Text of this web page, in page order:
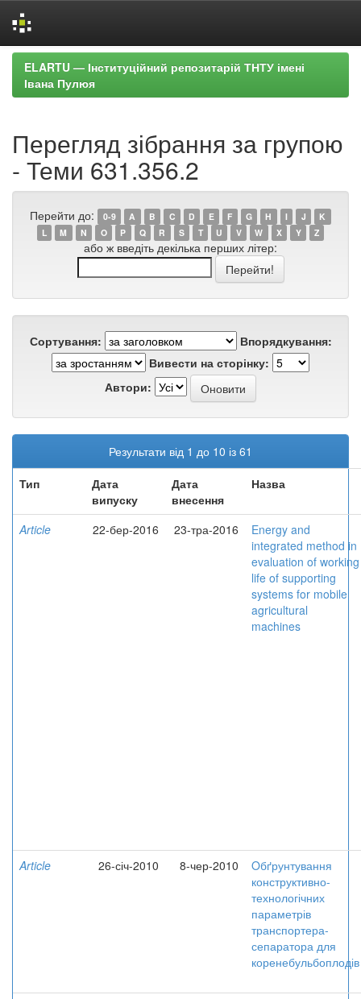
Skip
navigation
ELARTU — Інституційний репозитарій ТНТУ імені
Івана Пулюя
Перегляд зібрання за групою
- Теми 631.356.2
Перейти до: 0-9 A B C D E F G H I J
K
L
M N O P Q R S T U V W X Y Z
або ж введіть декілька перших літер:
Сортування:
Впорядкування:
Вивести на сторінку:
Автори:
Результати від 1 до 10 із 61
Тип
Дата
випуску
Дата
внесення
Назва
Article 22-бер-2016 23-тра-2016
Energy and
integrated method in
evaluation of working
life of supporting
systems for mobile
agricultural
machines
Article 26-січ-2010 8-чер-2010
Oбґрунтування
конструктивно-
технологічних
параметрів
транспортера-
сепаратора для
коренебульбоплодів